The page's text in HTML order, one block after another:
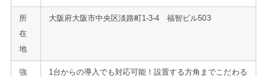
所
在
地
大阪府大阪市中央区淡路町1-3-4 福智ビル503
強
1台からの導入でも対応可能！設置する方角までこだわる